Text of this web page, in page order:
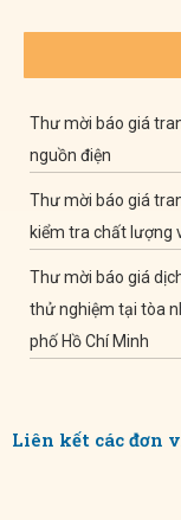
Thư mời báo giá
nguồn điện
Thư mời báo giá
kiểm tra chất lượng
Thư mời báo giá
thử nghiệm tại tòa
phố Hồ Chí Minh
Liên kết các đơn